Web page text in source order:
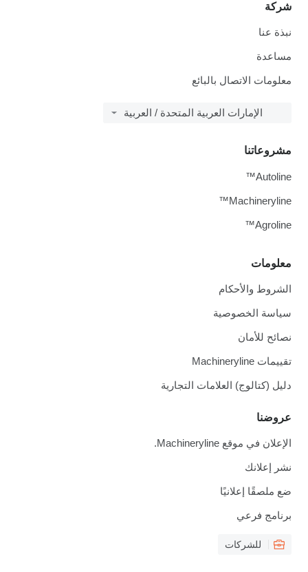
شركة
نبذة عنا
مساعدة
معلومات الاتصال بالبائع
الإمارات العربية المتحدة / العربية
معلومات
الشروط والأحكام
سياسة الخصوصية
نصائح للأمان
تقييمات Machineryline
دليل (كتالوج) العلامات التجارية
عروضنا
الإعلان في موقع Machineryline.
نشر إعلانك
ضع ملصقًا إعلانيًا
برنامج فرعي
للشركات
مشروعاتنا
Autoline™
Machineryline™
Agroline™